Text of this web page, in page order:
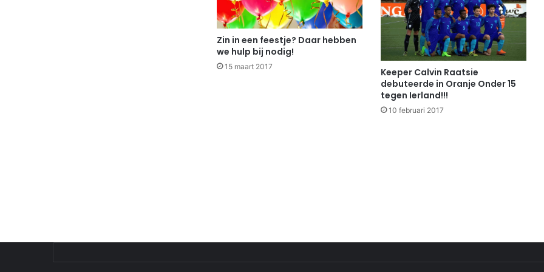
Zin in een feestje? Daar hebben
we hulp bij nodig!
15 maart 2017
Keeper Calvin Raatsie
debuteerde in Oranje Onder 15
tegen Ierland!!!
10 februari 2017